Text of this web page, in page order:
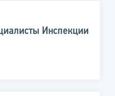
Инспекции